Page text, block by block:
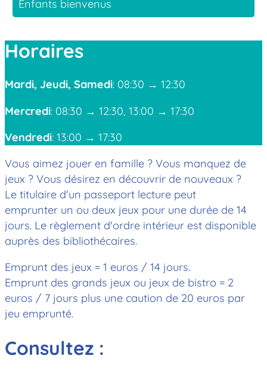
Enfants bienvenus
Horaires
Mardi, Jeudi, Samedi: 08:30 → 12:30
Mercredi: 08:30 → 12:30, 13:00 → 17:30
Vendredi: 13:00 → 17:30
Vous aimez jouer en famille ? Vous manquez de
jeux ? Vous désirez en découvrir de nouveaux ?
Le titulaire d'un passeport lecture peut
emprunter un ou deux jeux pour une durée de 14
jours. Le règlement d'ordre intérieur est disponible
auprès des bibliothécaires.
Emprunt des jeux = 1 euros / 14 jours.
Emprunt des grands jeux ou jeux de bistro = 2
euros / 7 jours plus une caution de 20 euros par
jeu emprunté.
Consultez :